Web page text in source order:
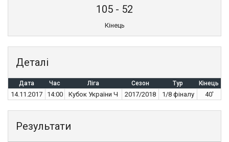
105 - 52
Кінець
Деталі
Дата Час Ліга Сезон Тур Кінець
14.11.2017 14:00 Кубок України Ч 2017/2018 1/8 фіналу 40'
Результати